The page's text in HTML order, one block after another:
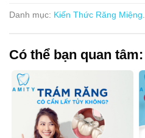
Danh mục: Kiến Thức Răng Miệng.
Có thể bạn quan tâm: